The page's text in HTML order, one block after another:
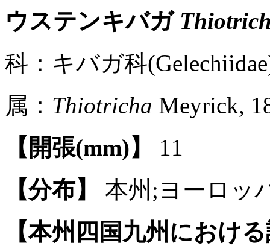
ウステンキバガ
科：キバガ科
属： Thiotricha Meyrick,
【開張(mm)】
11
【分布】
本州;ヨーロッ
【本州四国九州におけ